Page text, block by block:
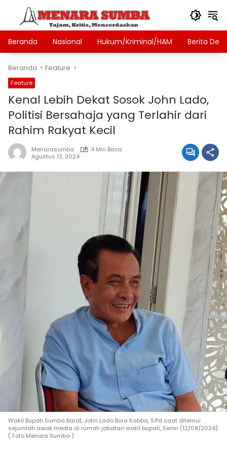
Langsung
konten
Beranda
Nasional Hukum/Kriminal/HAM Berita Desa
Beranda Feature
Feature
Kenal Lebih Dekat Sosok John Lado,
Politisi Bersahaja yang Terlahir dari
Rahim Rakyat Kecil
Menarasumba
4 Min Baca
Agustus 13, 2024
Wakil Bupati Sumba Barat, John Lado Bora Kabba, S.Pd saat ditemui
sejumlah awak media di rumah jabatan wakil bupati, Senin (12/08/2024).
( Foto Menara Sumba )